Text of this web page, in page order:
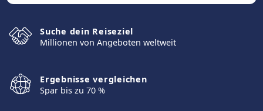
Suche dein Reiseziel
Millionen von Angeboten weltweit
Ergebnisse vergleichen
Spar bis zu 70 %